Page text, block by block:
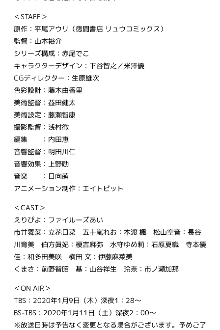
＜STAFF＞
原作：平尾アウリ（徳間書店 リュウコミックス）
監督：山本裕介
シリーズ構成：赤尾でこ
キャラクターデザイン：下谷智之／米澤優
CGディレクター：生原雄次
色彩設計：藤木由香里
美術監督：益田健太
美術設定：藤瀬智康
撮影監督：浅村徹
編集 ：内田恵
音響監督：明田川仁
音響効果：上野励
音楽 ：日向萌
アニメーション制作：エイトビット
＜CAST＞
えりぴよ：ファイルーズあい
市井舞菜：立花日菜 五十嵐れお：本渡 楓 松山空音：長谷
川育美 伯方眞妃：榎吉麻弥 水守ゆめ莉：石原夏織 寺本優
佳：和多田美咲 横田 文：伊藤麻菜美
くまさ：前野智昭 基：山谷祥生 玲奈：市ノ瀬加那
＜ON AIR＞
TBS：2020年1月9日（木）深夜1：28～
BS-TBS：2020年1月11日（土）深夜2：00～
※放送日時は予告なく変更となる場合がございます。予めご了